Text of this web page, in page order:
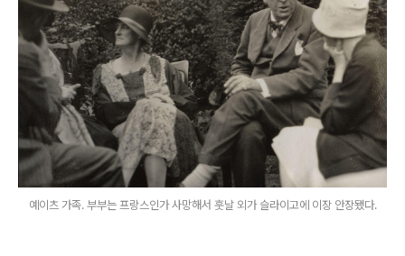
예이츠 가족. 부부는 프랑스인가 사망해서 훗날 외가 슬라이고에 이장 안장됐다.